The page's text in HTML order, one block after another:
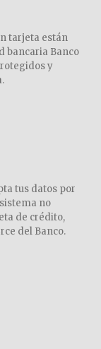
tarjeta están
bancaria Banco
y
tus datos por
no
de crédito,
del Banco.